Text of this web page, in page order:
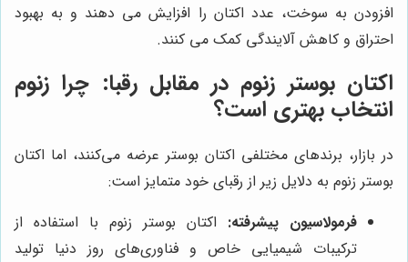
افزودن به سوخت، عدد اکتان را افزایش می دهند و به بهبود
احتراق و کاهش آلایندگی کمک می کنند.
اکتان بوستر زنوم در مقابل رقبا: چرا زنوم
انتخاب بهتری است؟
در بازار، برندهای مختلفی اکتان بوستر عرضه می‌کنند، اما اکتان
بوستر زنوم به دلایل زیر از رقبای خود متمایز است:
فرمولاسیون پیشرفته: اکتان بوستر زنوم با استفاده از
ترکیبات شیمیایی خاص و فناوری‌های روز دنیا تولید